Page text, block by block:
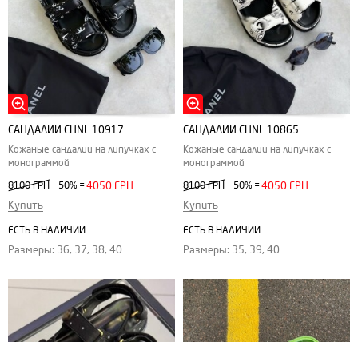
САНДАЛИИ CHNL 10917
Кожаные сандалии на липучках с
монограммой
8100 ГРН — 50% =4050 ГРН
Купить
ЕСТЬ В НАЛИЧИИ
Размеры: 36, 37, 38, 40
САНДАЛИИ CHNL 10865
Кожаные сандалии на липучках с
монограммой
8100 ГРН — 50% =4050 ГРН
Купить
ЕСТЬ В НАЛИЧИИ
Размеры: 35, 39, 40